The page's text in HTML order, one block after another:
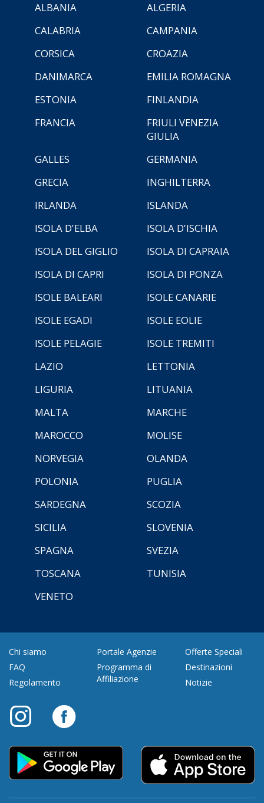
ALBANIA
ALGERIA
CALABRIA
CAMPANIA
CORSICA
CROAZIA
DANIMARCA
EMILIA ROMAGNA
ESTONIA
FINLANDIA
FRANCIA
FRIULI VENEZIA
GIULIA
GALLES
GERMANIA
GRECIA
INGHILTERRA
IRLANDA
ISLANDA
ISOLA D'ELBA
ISOLA D'ISCHIA
ISOLA DEL GIGLIO
ISOLA DI CAPRAIA
ISOLA DI CAPRI
ISOLA DI PONZA
ISOLE BALEARI
ISOLE CANARIE
ISOLE EGADI
ISOLE EOLIE
ISOLE PELAGIE
ISOLE TREMITI
LAZIO
LETTONIA
LIGURIA
LITUANIA
MALTA
MARCHE
MAROCCO
MOLISE
NORVEGIA
OLANDA
POLONIA
PUGLIA
SARDEGNA
SCOZIA
SICILIA
SLOVENIA
SPAGNA
SVEZIA
TOSCANA
TUNISIA
VENETO
Chi siamo
FAQ
Regolamento
Portale Agenzie
Programma di
Affiliazione
Offerte Speciali
Destinazioni
Notizie